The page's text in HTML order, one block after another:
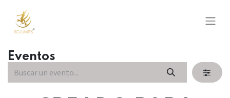
Eventos